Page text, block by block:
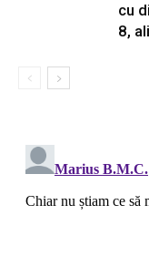
cu
8,